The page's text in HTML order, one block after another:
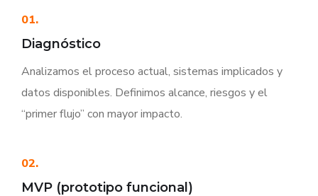
01.
Diagnóstico
Analizamos el proceso actual, sistemas implicados y
datos disponibles. Definimos alcance, riesgos y el
“primer flujo” con mayor impacto.
02.
MVP (prototipo funcional)